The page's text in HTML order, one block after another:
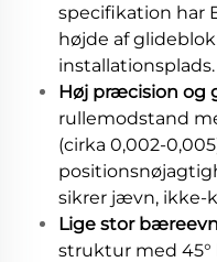
specifikation har
højde af
installationsplads.
Høj præcision og
rullemodstand
(cirka 0,002-
sikrer jævn, ikke-
Lige stor
struktur med